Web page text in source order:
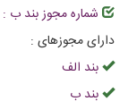
شماره مجوز بند ب :
دارای مجوزهای :
بند الف
بند ب